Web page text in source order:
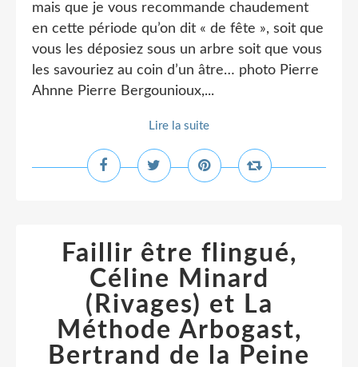
mais que je vous recommande chaudement
en cette période qu’on dit « de fête », soit que
vous les déposiez sous un arbre soit que vous
les savouriez au coin d’un âtre… photo Pierre
Ahnne Pierre Bergounioux,...
Lire la suite
Faillir être flingué,
Céline Minard
(Rivages) et La
Méthode Arbogast,
Bertrand de la Peine